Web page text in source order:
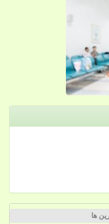
ها